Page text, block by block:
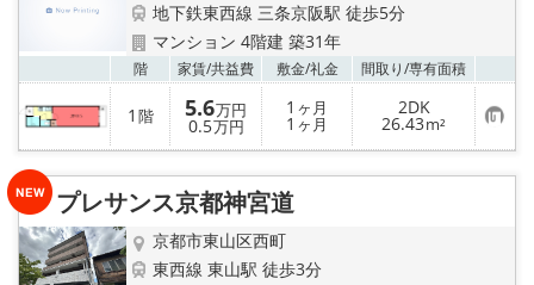
地下鉄東西線 三条京阪駅 徒歩5分
マンション 4階建 築31年
階 家賃/共益費 敷金/礼金 間取り/専有面積
1 階 5.6万円
0.5万円
1 ヶ月
1 ヶ月
2DK
26.43m² お
気
に
入
プレサンス京都神宮道
京都市東山区西町
東西線 東山駅 徒歩3分